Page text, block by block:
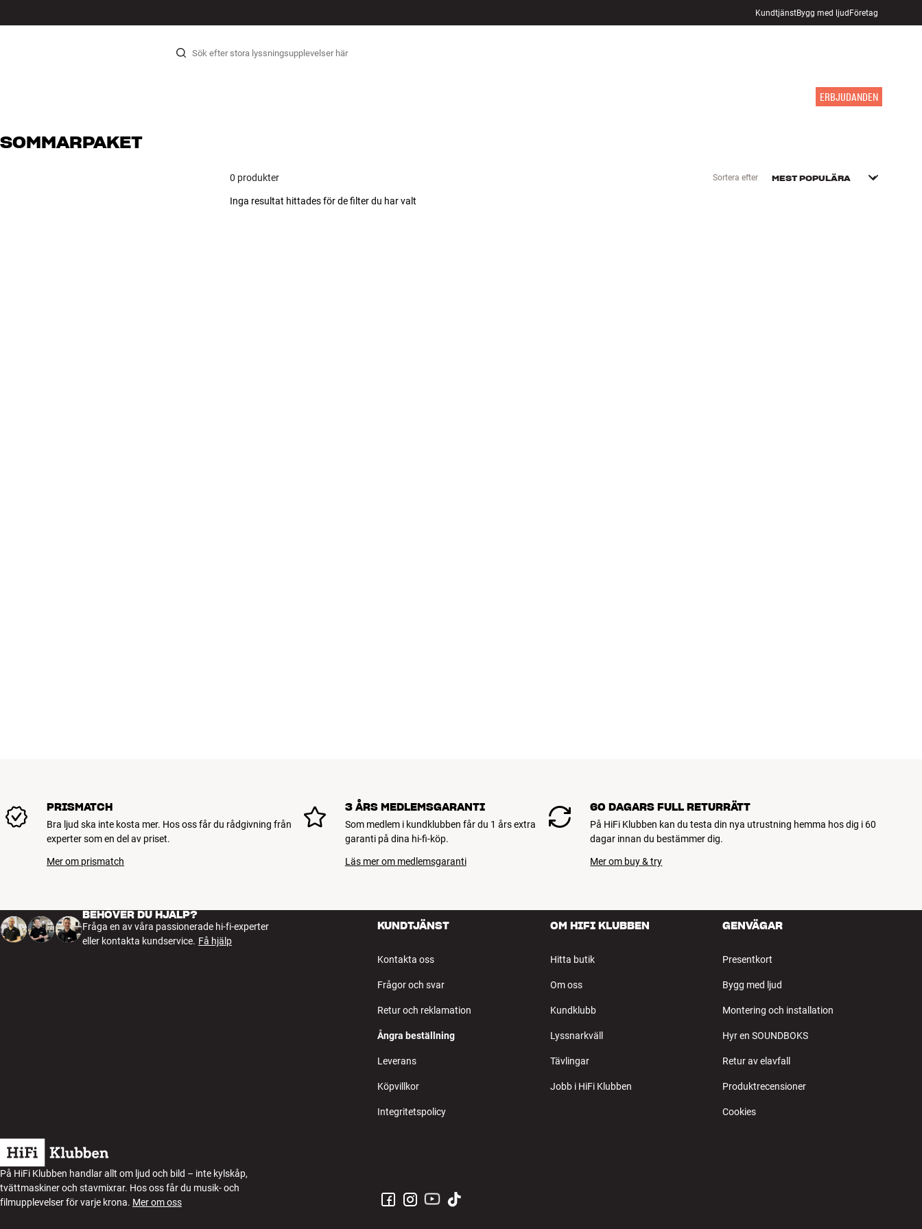
KundtjänstBygg med ljudFöretag
ERBJUDANDEN
SOMMARPAKET
0 produkter Sortera efter
Inga resultat hittades för de filter du har valt
PRISMATCH
Bra ljud ska inte kosta mer. Hos oss får du rådgivning från
experter som en del av priset.
Mer om prismatch
3 ÅRS MEDLEMSGARANTI
Som medlem i kundklubben får du 1 års extra
garanti på dina hi-fi-köp.
Läs mer om medlemsgaranti
60 DAGARS FULL RETURRÄTT
På HiFi Klubben kan du testa din nya utrustning hemma hos dig i 60
dagar innan du bestämmer dig.
Mer om buy & try
BEHÖVER DU HJÄLP?
Fråga en av våra passionerade hi-fi-experter
eller kontakta kundservice. Få hjälp
KUNDTJÄNST
Kontakta oss
Frågor och svar
Retur och reklamation
Ångra beställning
Leverans
Köpvillkor
Integritetspolicy
OM HIFI KLUBBEN
Hitta butik
Om oss
Kundklubb
Lyssnarkväll
Tävlingar
Jobb i HiFi Klubben
GENVÄGAR
Presentkort
Bygg med ljud
Montering och installation
Hyr en SOUNDBOKS
Retur av elavfall
Produktrecensioner
Cookies
På HiFi Klubben handlar allt om ljud och bild – inte kylskåp,
tvättmaskiner och stavmixrar. Hos oss får du musik- och
filmupplevelser för varje krona. Mer om oss